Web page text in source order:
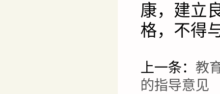
康，建立
格，不得
上一条： 教
的指导意见